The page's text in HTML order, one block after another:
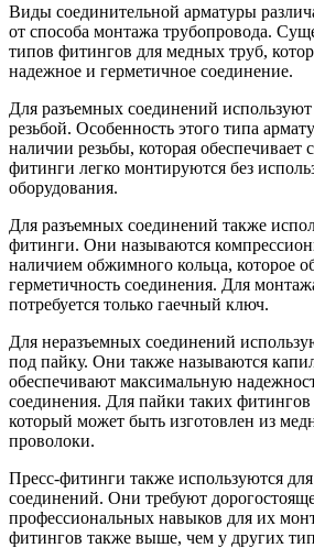
Виды соединительной арматуры
от способа монтажа трубопровода.
типов фитингов для медных труб,
надежное и герметичное соединение.
Для разъемных соединений используют
резьбой. Особенность этого типа
наличии резьбы, которая обеспечивает
фитинги легко монтируются без
оборудования.
Для разъемных соединений также
фитинги. Они называются
наличием обжимного кольца, которое
герметичность соединения. Для
потребуется только гаечный ключ.
Для неразъемных соединений
под пайку. Они также называются
обеспечивают максимальную
соединения. Для пайки таких
который может быть изготовлен из
проволоки.
Пресс-фитинги также используются
соединений. Они требуют
профессиональных навыков для их
фитингов также выше, чем у других